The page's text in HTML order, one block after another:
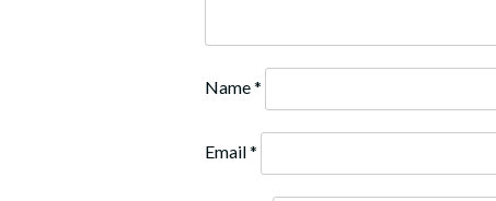
Name*
Email*